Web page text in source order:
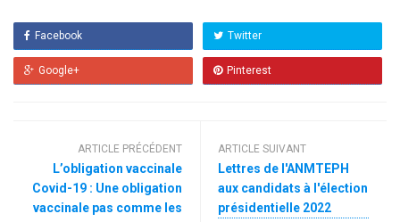
Facebook Twitter
Google+ Pinterest
ARTICLE PRÉCÉDENT
L’obligation vaccinale
Covid-19 : Une obligation
vaccinale pas comme les
ARTICLE SUIVANT
Lettres de l'ANMTEPH
aux candidats à l'élection
présidentielle 2022